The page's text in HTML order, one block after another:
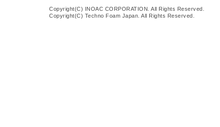
Copyright(C) INOAC CORPORATION. All Rights Reserved.
Copyright(C) Techno Foam Japan. All Rights Reserved.